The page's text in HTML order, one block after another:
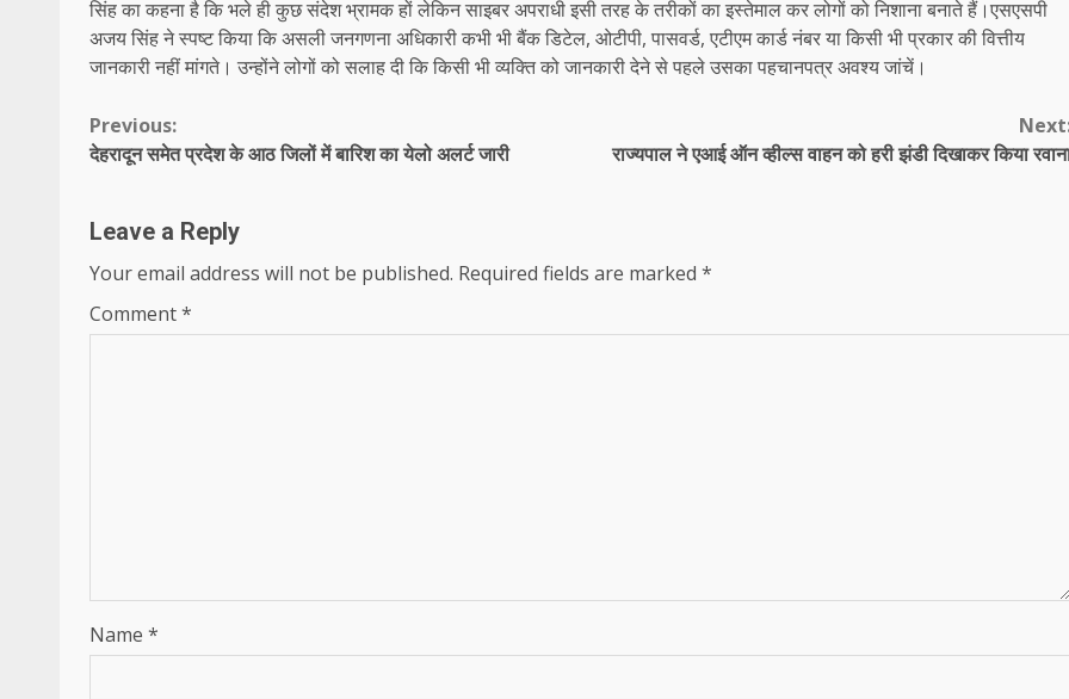
सिंह का कहना है कि भले ही कुछ संदेश भ्रामक हों लेकिन साइबर अपराधी इसी तरह के तरीकों का इस्तेमाल कर लोगों को निशाना बनाते हैं।एसएसपी
अजय सिंह ने स्पष्ट किया कि असली जनगणना अधिकारी कभी भी बैंक डिटेल, ओटीपी, पासवर्ड, एटीएम कार्ड नंबर या किसी भी प्रकार की वित्तीय
जानकारी नहीं मांगते। उन्होंने लोगों को सलाह दी कि किसी भी व्यक्ति को जानकारी देने से पहले उसका पहचानपत्र अवश्य जांचें।
Continue
Reading
Previous:
देहरादून समेत प्रदेश के आठ जिलों में बारिश का येलो अलर्ट जारी
राज्यपाल ने एआई ऑन व्हील्स वाहन को हरी झंडी दिखाकर किया
Leave a Reply
Your email address will not be published. Required fields are marked *
Comment*
Name *